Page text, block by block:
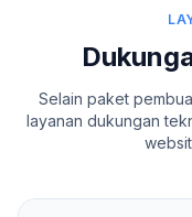
Selain paket
layanan dukungan